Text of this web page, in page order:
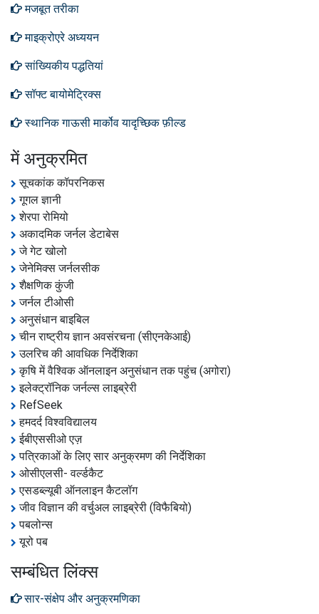
मजबूत तरीका
माइक्रोएरे अध्ययन
सांख्यिकीय पद्धतियां
सॉफ्ट बायोमेट्रिक्स
स्थानिक गाऊसी मार्कोव यादृच्छिक फ़ील्ड
में अनुक्रमित
सूचकांक कॉपरनिकस
गूगल ज्ञानी
शेरपा रोमियो
अकादमिक जर्नल डेटाबेस
जे गेट खोलो
जेनेमिक्स जर्नलसीक
शैक्षणिक कुंजी
जर्नल टीओसी
अनुसंधान बाइबिल
चीन राष्ट्रीय ज्ञान अवसंरचना (सीएनकेआई)
उलरिच की आवधिक निर्देशिका
कृषि में वैश्विक ऑनलाइन अनुसंधान तक पहुंच (अगोरा)
इलेक्ट्रॉनिक जर्नल्स लाइब्रेरी
RefSeek
हमदर्द विश्वविद्यालय
ईबीएससीओ एज़
पत्रिकाओं के लिए सार अनुक्रमण की निर्देशिका
ओसीएलसी- वर्ल्डकैट
एसडब्ल्यूबी ऑनलाइन कैटलॉग
जीव विज्ञान की वर्चुअल लाइब्रेरी (विफैबियो)
पबलोन्स
यूरो पब
सम्बंधित लिंक्स
सार-संक्षेप और अनुक्रमणिका